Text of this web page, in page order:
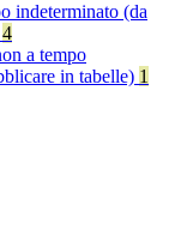
indeterminato (da
4
a tempo
in tabelle) 1